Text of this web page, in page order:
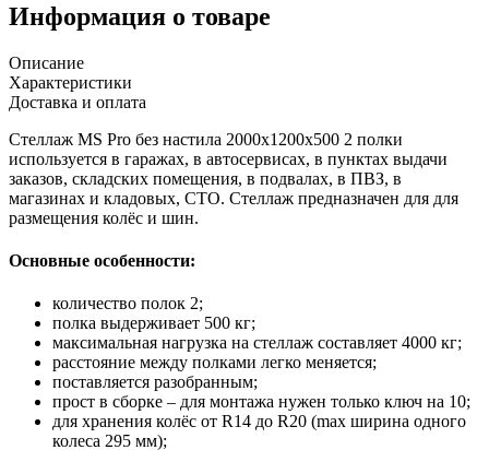
Информация о товаре
Описание
Характеристики
Доставка и оплата
Стеллаж MS Pro без настила 2000х1200x500 2 полки
используется в гаражах, в автосервисах, в пунктах выдачи
заказов, складских помещения, в подвалах, в ПВЗ, в
магазинах и кладовых, СТО. Стеллаж предназначен для для
размещения колёс и шин.
Основные особенности:
количество полок 2;
полка выдерживает 500 кг;
максимальная нагрузка на стеллаж составляет 4000 кг;
расстояние между полками легко меняется;
поставляется разобранным;
прост в сборке – для монтажа нужен только ключ на 10;
для хранения колёс от R14 до R20 (max ширина одного
колеса 295 мм);